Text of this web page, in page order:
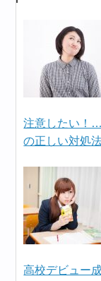
注意したい！
の正しい対処
高校デビュー